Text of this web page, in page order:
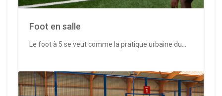
Foot en salle
Le foot à 5 se veut comme la pratique urbaine du...